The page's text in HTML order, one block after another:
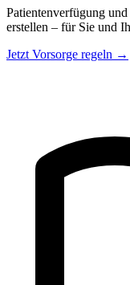
Patientenverfügung
erstellen – für Sie und
Jetzt Vorsorge regeln →